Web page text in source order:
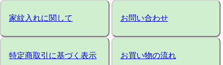
家紋入れに関して お問い合わせ
特定商取引に基づく表示 お買い物の流れ